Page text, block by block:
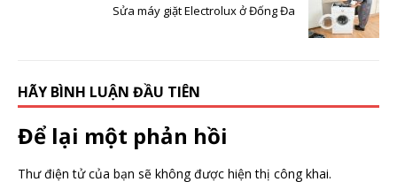
Sửa máy giặt Electrolux ở Đống Đa
HÃY BÌNH LUẬN ĐẦU TIÊN
Để lại một phản hồi
Thư điện tử của bạn sẽ không được hiện thị công khai.